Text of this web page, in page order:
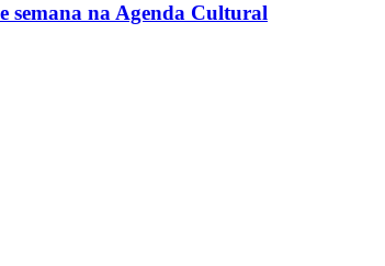
semana na Agenda Cultural